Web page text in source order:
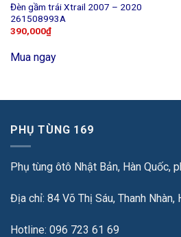
Đèn gầm trái Xtrail 2007 – 2020
261508993A
390,000₫
Mua ngay
PHỤ TÙNG 169
Phụ tùng ôtô Nhật Bản, Hàn Quốc,
Địa chỉ: 84 Võ Thị Sáu, Thanh Nhàn,
Hotline: 096 723 61 69